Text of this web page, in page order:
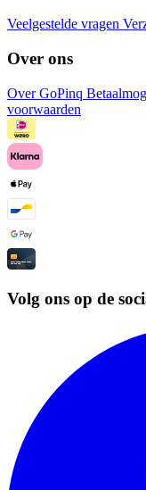
Veelgestelde vragen
Over ons
Over GoPinq
voorwaarden
Volg ons op de